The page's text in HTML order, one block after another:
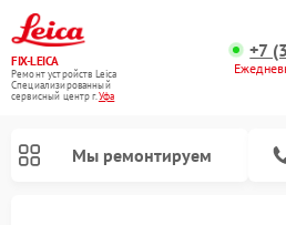
FIX-LEICA
Ремонт устройств Leica
Специализированный
cервисный центр г.Уфа
+7
Мы ремонтируем